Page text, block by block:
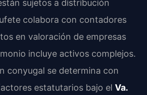
sujetos a distribución
colabora con contadores
en valoración de empresas
incluye activos complejos.
conyugal se determina con
estatutarios bajo el Va.